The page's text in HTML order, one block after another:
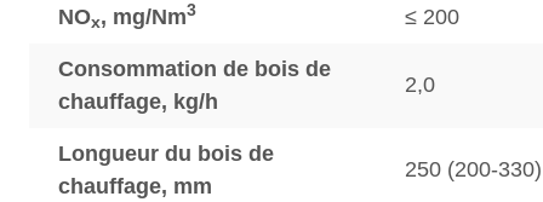
NOx, mg/Nm3 ≤ 200
Consommation de bois de
chauffage, kg/h
2,0
Longueur du bois de
chauffage, mm
250 (200-330)